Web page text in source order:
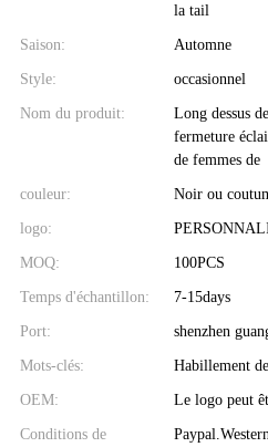
la tail
Saison: Automne
Style: occasionnel
Nom du produit:
Long dessus
fermeture
de femmes de
couleur: Noir ou
logo:
MOQ: 100PCS
Temps d'échantillon: 7-15days
Port: shenzhen
Mots-clés: Habillement
OEM: Le logo peut
Conditions de